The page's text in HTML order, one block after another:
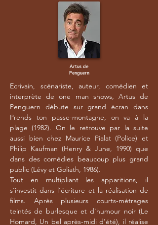
Artus de
Penguern
Ecrivain, scénariste, auteur, comédien et
interprète de one man shows, Artus de
Penguern débute sur grand écran dans
Prends ton passe-montagne, on va à la
plage (1982). On le retrouve par la suite
aussi bien chez Maurice Pialat (Police) et
Philip Kaufman (Henry & June, 1990) que
dans des comédies beaucoup plus grand
public (Lévy et Goliath, 1986).
Tout en multipliant les apparitions, il
s'investit dans l'écriture et la réalisation de
films. Après plusieurs courts-métrages
teintés de burlesque et d'humour noir (Le
Homard, Un bel après-midi d'été), il réalise